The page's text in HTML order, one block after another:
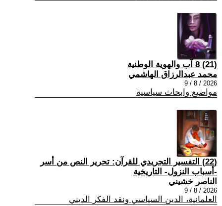
(21) 8 آب والهوية الوطنية
محمد عبدالرزاق الهاشمي
2026 / 8 / 9
مواضيع وابحاث سياسية
(22) التفسير التجريدي للقرآن: تحرير النص من أسر
-أسباب النزول- التاريخية
الناصر خشيني
2026 / 8 / 9
العلمانية، الدين السياسي ونقد الفكر الديني